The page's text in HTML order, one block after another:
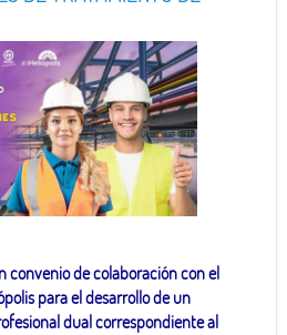
convenio de colaboración con el
para el desarrollo de un
dual correspondiente al